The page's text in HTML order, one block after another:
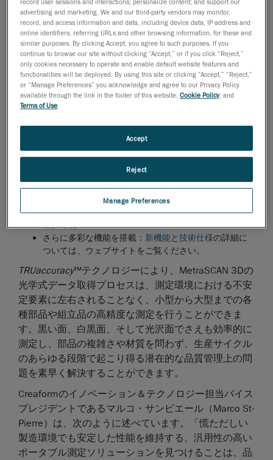
シビリティのコンビネーションが、現場での3Dスキ
ャンのニーズに対応します。
MetraSCAN 3Dは非常に直感的で使いやすく、短時間
で習得でき、ユーザーのレベルを問わず操作が可能で
す。特に製造、自動車、航空宇宙業界のお客様に対
し、さまざまなメリットを提供します。
測定精度が1.5倍に向上：測定環境における不安定要素
最速の3Dスキャナー：前モデルの12倍にあたる
480,000測定値/秒の測定が可能で、レーザースキャナ
ー市場において最速の測定スピードを実現
現場使用での信頼に応える堅牢設計のハードウェア：
快適な操作性が時間の短縮、高い費用対効果を実現
350モデル、750モデル2タイプにそれぞれStandardと
Eliteを提供：ニーズに合わせて、測定スピードと精度を
選択可能
さらに多彩な機能を搭載： 新機能と技術仕様の詳細に
ついては、ウェブサイトをご覧ください。
TRUaccuracy™テクノロジーにより、MetraSCAN 3Dの
光学式データ取得プロセスは、測定環境における不安
定要素に左右されることなく、小型から大型までの各
種部品や組立品の高精度な測定を行うことができま
す。黒い面、白黒面、そして光沢面でさえも効率的に
測定し、部品の複雑さや材質を問わず、生産サイクル
のあらゆる段階で起こり得る潜在的な品質管理上の問
題を素早く解決することができます。
Creaformのイノベーション＆テクノロジー担当バイス
プレジデントであるマルコ・サンピエール（Marco St-
Pierre）は、次のように述べています。「慌ただしい
製造環境でも安定した性能を維持する、汎用性の高い
ポータブル測定ソリューションを見つけることは、品
advertising and marketing. We and our third-party vendors may monitor,
record, and access information and data, including device data, IP address and
online identifiers, referring URLs and other browsing information, for these and
similar purposes. By clicking Accept, you agree to such purposes. If you
continue to browse our site without clicking “Accept,” or if you click “Reject,”
only cookies necessary to operate and enable default website features and
functionalities will be deployed. By using this site or clicking “Accept,” “Reject,”
or “Manage Preferences” you acknowledge and agree to our Privacy Policy
available through the link in the footer of this website,Cookie Policy, and
Terms of Use.
Manage Preferences
Reject
Accept